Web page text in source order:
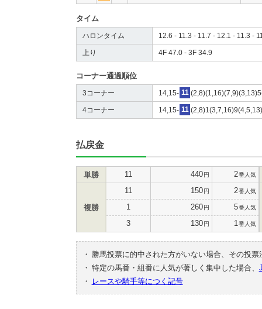
タイム
ハロンタイム 12.6 - 11.3 - 11.7 - 12.1 - 11.3 -
上り 4F 47.0 - 3F 34.9
コーナー通過順位
3コーナー 14,15- 11
4コーナー 14,15- 11
払戻金
単勝 11 440円 2番人気
複勝
11 150円 2番人気
1 260円 5番人気
3 130円 1 番人気
・
勝馬投票に的中された方がいない場合、その投
・ 特定の馬番・組番に人気が著しく集中した場合、
・
レースや騎手等につく記号